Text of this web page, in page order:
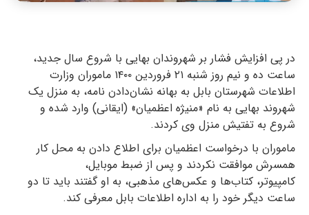
در پی افزایش فشار بر شهروندان بهایی با شروع سال جدید،
ساعت ده و نیم روز شنبه ۲۱ فروردین ۱۴۰۰ ماموران وزارت
اطلاعات شهرستان بابل به بهانه نشان‌دادن نامه، به منزل یک
شهروند بهایی به نام «منیژه اعظمیان» (ایقانی) وارد شده و
شروع به تفتیش منزل وی کردند.
ماموران با درخواست اعظمیان برای اطلاع دادن به محل کار
همسرش موافقت نکردند و پس از ضبط موبایل،
کامپیوتر، کتاب‌ها و عکس‌های مذهبی، به او گفتند باید تا دو
ساعت دیگر خود را به اداره اطلاعات بابل معرفی کند.